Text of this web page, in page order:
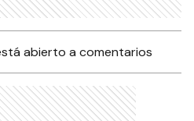
abierto a comentarios